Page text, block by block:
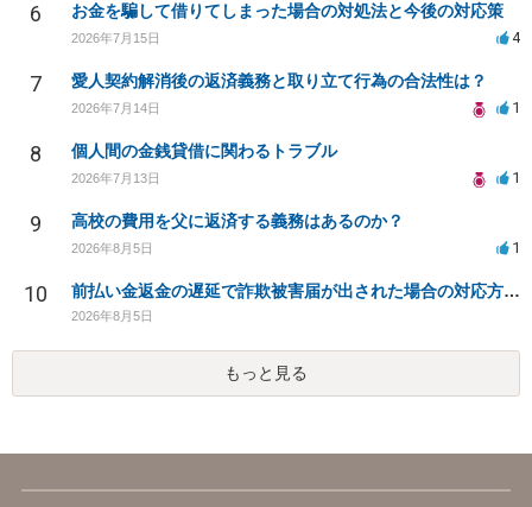
6 お金を騙して借りてしまった場合の対処法と今後の対応策
2026年7月15日 4
7 愛人契約解消後の返済義務と取り立て行為の合法性は？
2026年7月14日 1
8 個人間の金銭貸借に関わるトラブル
2026年7月13日 1
9 高校の費用を父に返済する義務はあるのか？
2026年8月5日 1
10 前払い金返金の遅延で詐欺被害届が出された場合の対応方法は？
2026年8月5日
もっと見る